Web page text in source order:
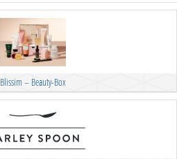
Blissim – Beauty-Box